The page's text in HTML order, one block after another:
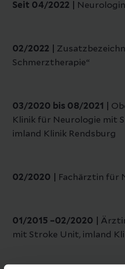
Seit 04/2022
02/2022 |
Schmerztherapie“
03/2020 bis 08/2021 |
Klinik für Neurologie mit
imland Klinik Rendsburg
02/2020 | Fachärztin für
01/2015 –02/2020 |
mit Stroke Unit, imland